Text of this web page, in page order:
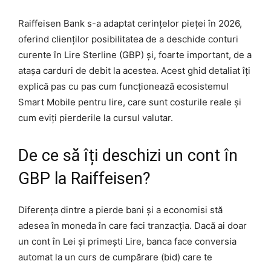
Raiffeisen Bank s-a adaptat cerințelor pieței în 2026,
oferind clienților posibilitatea de a deschide conturi
curente în Lire Sterline (GBP) și, foarte important, de a
atașa carduri de debit la acestea. Acest ghid detaliat îți
explică pas cu pas cum funcționează ecosistemul
Smart Mobile pentru lire, care sunt costurile reale și
cum eviți pierderile la cursul valutar.
De ce să îți deschizi un cont în
GBP la Raiffeisen?
Diferența dintre a pierde bani și a economisi stă
adesea în moneda în care faci tranzacția. Dacă ai doar
un cont în Lei și primești Lire, banca face conversia
automat la un curs de cumpărare (bid) care te